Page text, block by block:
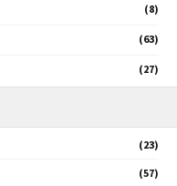
(8)
(63)
(27)
(23)
(57)